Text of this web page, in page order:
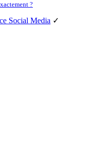
?
Social Media ✓